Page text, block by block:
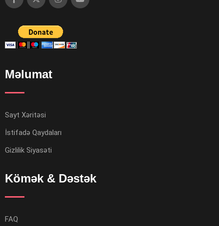
Məlumat
Sayt Xəritəsi
İstifadə Qaydaları
Gizlilik Siyasəti
Kömək & Dəstək
FAQ